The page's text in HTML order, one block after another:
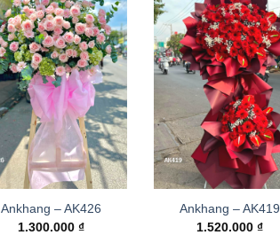
Ankhang – AK426
1.300.000₫
Ankhang – AK419
1.520.000₫